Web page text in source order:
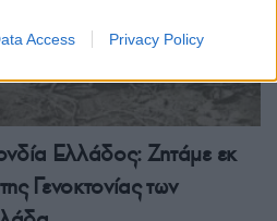
Access Privacy Policy
Ελλάδος: Ζητάμε εκ
Γενοκτονίας των